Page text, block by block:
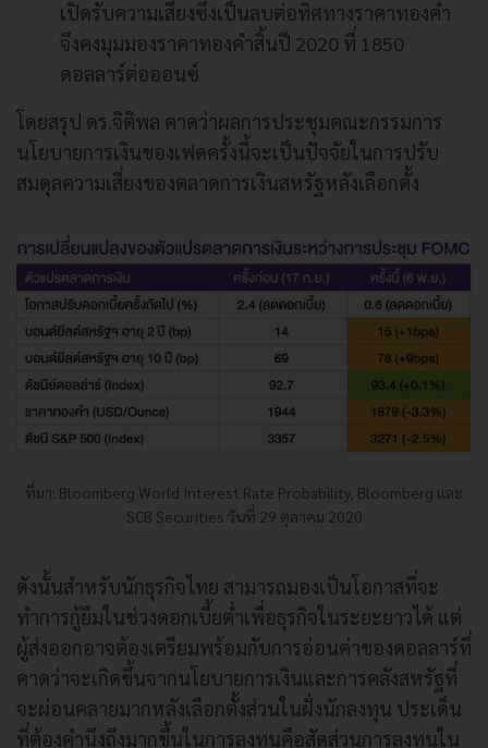
เปิดรับความเสี่ยงซึ่งเป็นลบต่อทิศทางราคาทองคำ
จึงคงมุมมองราคาทองคำสิ้นปี 2020 ที่ 1850
ดอลลาร์ต่อออนซ์
โดยสรุป ดร.จิติพล คาดว่าผลการประชุมคณะกรรมการ
นโยบายการเงินของเฟดครั้งนี้จะเป็นปัจจัยในการปรับ
สมดุลความเสี่ยงของตลาดการเงินสหรัฐหลังเลือกตั้ง
ที่มา: Bloomberg World Interest Rate Probability, Bloomberg และ
SCB Securities วันที่ 29 ตุลาคม 2020
ดังนั้นสำหรับนักธุรกิจไทย สามารถมองเป็นโอกาสที่จะ
ทำการกู้ยืมในช่วงดอกเบี้ยต่ำเพื่อธุรกิจในระยะยาวได้ แต่
ผู้ส่งออกอาจต้องเตรียมพร้อมกับการอ่อนค่าของดอลลาร์ที่
คาดว่าจะเกิดขึ้นจากนโยบายการเงินและการคลังสหรัฐที่
จะผ่อนคลายมากหลังเลือกตั้งส่วนในฝั่งนักลงทุน ประเด็น
ที่ต้องคำนึงถึงมากขึ้นในการลงทุนคือสัดส่วนการลงทุนใน